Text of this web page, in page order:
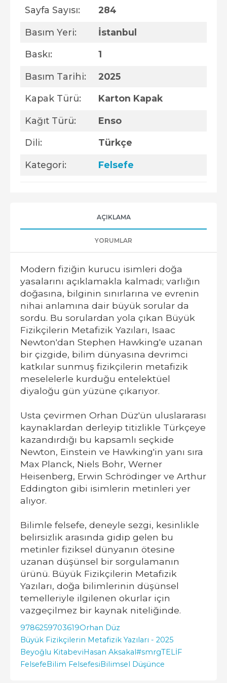
Sayfa Sayısı: 284
Basım Yeri: İstanbul
Baskı: 1
Basım Tarihi: 2025
Kapak Türü: Karton Kapak
Kağıt Türü: Enso
Dili: Türkçe
Kategori: Felsefe
AÇIKLAMA
YORUMLAR
Modern fiziğin kurucu isimleri doğa
yasalarını açıklamakla kalmadı; varlığın
doğasına, bilginin sınırlarına ve evrenin
nihai anlamına dair büyük sorular da
sordu. Bu sorulardan yola çıkan Büyük
Fizikçilerin Metafizik Yazıları, Isaac
Newton'dan Stephen Hawking'e uzanan
bir çizgide, bilim dünyasına devrimci
katkılar sunmuş fizikçilerin metafizik
meselelerle kurduğu entelektüel
diyaloğu gün yüzüne çıkarıyor.
Usta çevirmen Orhan Düz'ün uluslararası
kaynaklardan derleyip titizlikle Türkçeye
kazandırdığı bu kapsamlı seçkide
Newton, Einstein ve Hawking'in yanı sıra
Max Planck, Niels Bohr, Werner
Heisenberg, Erwin Schrödinger ve Arthur
Eddington gibi isimlerin metinleri yer
alıyor.
Bilimle felsefe, deneyle sezgi, kesinlikle
belirsizlik arasında gidip gelen bu
metinler fiziksel dünyanın ötesine
uzanan düşünsel bir sorgulamanın
ürünü. Büyük Fizikçilerin Metafizik
Yazıları, doğa bilimlerinin düşünsel
temelleriyle ilgilenen okurlar için
vazgeçilmez bir kaynak niteliğinde.
9786259703619Orhan Düz
Büyük Fizikçilerin Metafizik Yazıları - 2025
Beyoğlu KitabeviHasan Aksakal#smrgTELİF
FelsefeBilim FelsefesiBilimsel Düşünce